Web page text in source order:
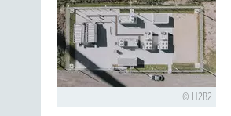
H2B2